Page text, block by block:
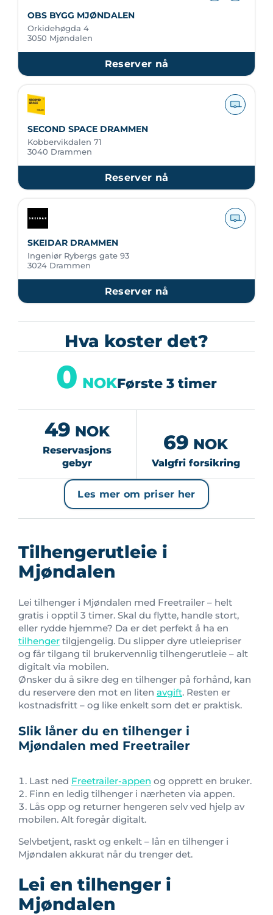
OBS BYGG MJØNDALEN
Orkidehøgda 4
3050 Mjøndalen
Reserver nå
SECOND SPACE DRAMMEN
Kobbervikdalen 71
3040 Drammen
Reserver nå
SKEIDAR DRAMMEN
Ingeniør Rybergs gate 93
3024 Drammen
Reserver nå
Hva koster det?
49 NOK
Reservasjons
gebyr
0 NOKFørste 3 timer
69 NOK
Valgfri forsikring
Les mer om priser her
Tilhengerutleie i
Mjøndalen
Lei tilhenger i Mjøndalen med Freetrailer – helt
gratis i opptil 3 timer. Skal du flytte, handle stort,
eller rydde hjemme? Da er det perfekt å ha en
tilhenger tilgjengelig. Du slipper dyre utleiepriser
og får tilgang til brukervennlig tilhengerutleie – alt
digitalt via mobilen.
Ønsker du å sikre deg en tilhenger på forhånd, kan
du reservere den mot en liten avgift. Resten er
kostnadsfritt – og like enkelt som det er praktisk.
Slik låner du en tilhenger i
Mjøndalen med Freetrailer
Last ned Freetrailer-appen og opprett en bruker.
Finn en ledig tilhenger i nærheten via appen.
Lås opp og returner hengeren selv ved hjelp av
mobilen. Alt foregår digitalt.
Selvbetjent, raskt og enkelt – lån en tilhenger i
Mjøndalen akkurat når du trenger det.
Lei en tilhenger i
Mjøndalen